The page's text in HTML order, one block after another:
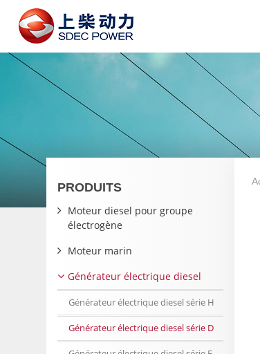
PRODUITS
Moteur diesel pour groupe
électrogène
Moteur marin
Générateur électrique diesel
Générateur électrique diesel série H
Générateur électrique diesel série D